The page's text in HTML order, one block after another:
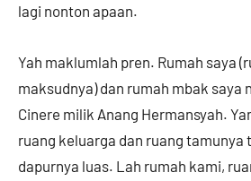
lagi nonton apaan.
Yah maklumlah pren. Rumah saya
maksudnya) dan rumah mbak saya
Cinere milik Anang Hermansyah.
ruang keluarga dan ruang tamunya
dapurnya luas. Lah rumah kami,